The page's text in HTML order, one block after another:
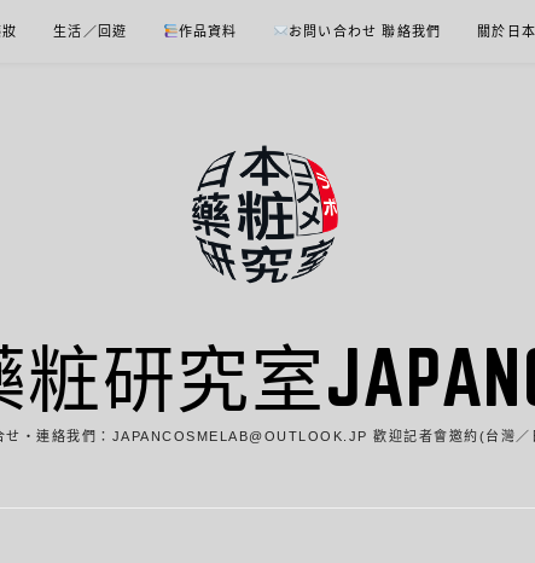
生活／回遊 作品資料 お問い合わせ 聯絡我們 關於日
研究室
せ・連絡我們：JAPANCOSMELAB@OUTLOOK.JP 歡迎記者會邀約(台灣／